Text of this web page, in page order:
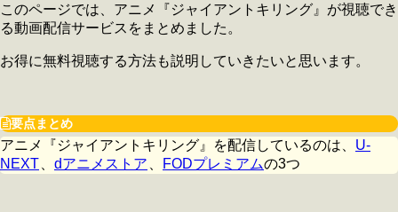
このページでは、アニメ『ジャイアントキリング』が視聴でき
る動画配信サービスをまとめました。
お得に無料視聴する方法も説明していきたいと思います。
要点まとめ
アニメ『ジャイアントキリング』を配信しているのは、 U-
NEXT
dアニメストア FODプレミアムの3つ